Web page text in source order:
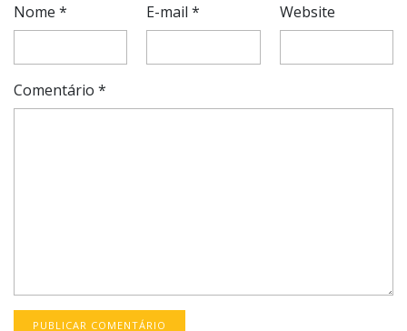
Nome * E-mail* Website
Comentário *